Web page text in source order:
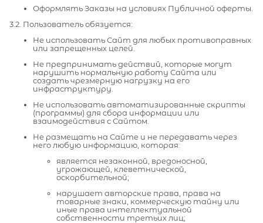
Оформлять Заказы на условиях Публичной оферты.
3.2. Пользователь обязуется:
Не использовать Сайт для любых противоправных
или запрещенных целей.
Не предпринимать действий, которые могут
нарушить нормальную работу Сайта или
создать чрезмерную нагрузку на его
инфраструктуру.
Не использовать автоматизированные скрипты
(программы) для сбора информации или
взаимодействия с Сайтом.
Не размещать на Сайте и не передавать через
него любую информацию, которая:
является незаконной, вредоносной,
угрожающей, клеветнической,
оскорбительной;
нарушает авторские права, права на
товарные знаки, коммерческую тайну или
иные права интеллектуальной
собственности третьих лиц;